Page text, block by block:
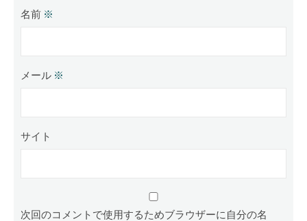
名前 ※
メール ※
サイト
次回のコメントで使用するためブラウザーに自分の名